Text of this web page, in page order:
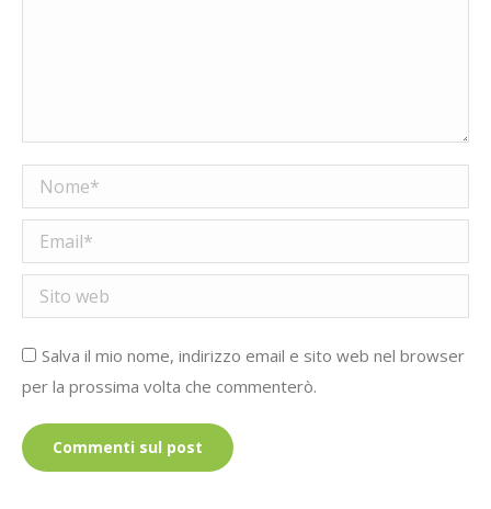
Nome *
Email *
Sito web
Salva il mio nome, indirizzo email e sito web nel browser
per la prossima volta che commenterò.
Commenti sul post